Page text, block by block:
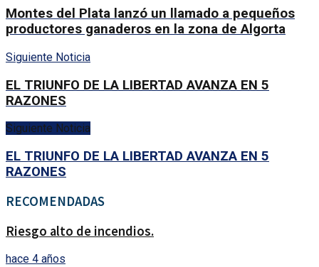
Montes del Plata lanzó un llamado a pequeños
productores ganaderos en la zona de Algorta
Siguiente Noticia
EL TRIUNFO DE LA LIBERTAD AVANZA EN 5
RAZONES
Siguiente Noticia
EL TRIUNFO DE LA LIBERTAD AVANZA EN 5
RAZONES
RECOMENDADAS
Riesgo alto de incendios.
hace 4 años